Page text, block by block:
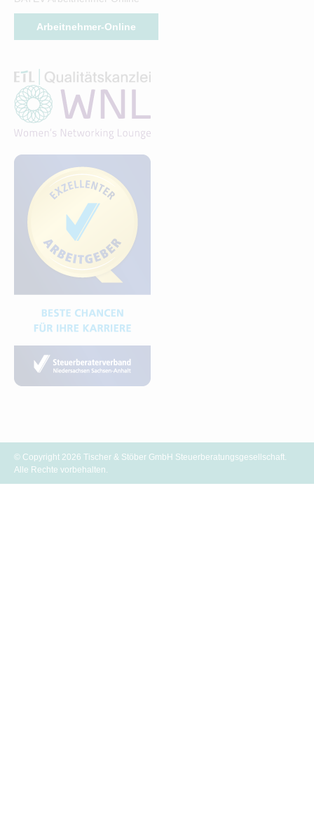
Arbeitnehmer-Online
© Copyright 2026 Tischer & Stöber GmbH Steuerberatungsgesellschaft.
Alle Rechte vorbehalten.